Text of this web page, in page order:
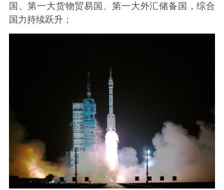
国、第一大货物贸易国、第一大外汇储备国，综合
国力持续跃升；